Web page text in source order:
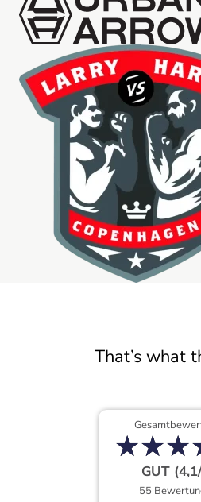
That’s what
★★★
★★★
GUT
55